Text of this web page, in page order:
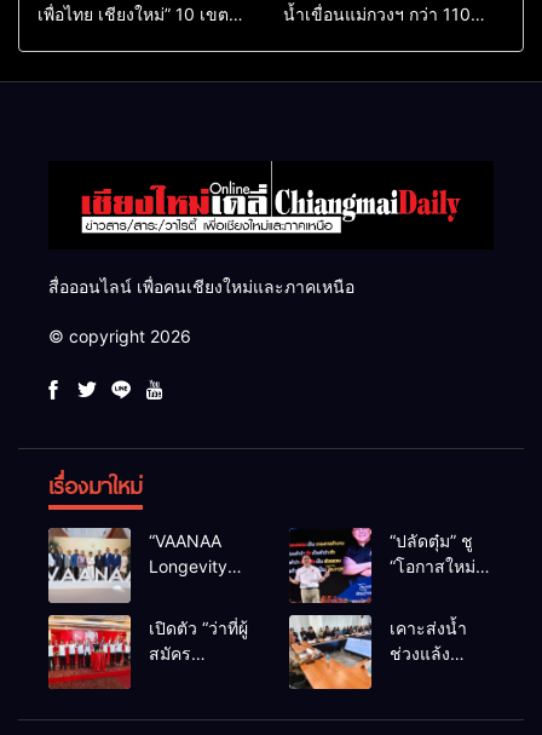
เพื่อไทย เชียงใหม่” 10 เขต
น้ำเขื่อนแม่กวงฯ กว่า 110
สื่อออนไลน์ เพื่อคนเชียงใหม่และภาคเหนือ
© copyright 2026
เรื่องมาใหม่
“VAANAA
Longevity
ศูนย์สุขภาพ
ไฮเอนต์ใหญ่
“ปลัดตุ๋ม” ชู
“โอกาสใหม่”
สู่ทางออก
ประเทศ ไม่ใช่
เปิดตัว “ว่าที่ผู้
สมัคร
เคาะส่งน้ำ
ช่วงแล้ง